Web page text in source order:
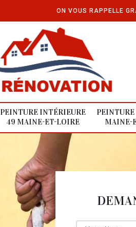
ON VOUS RAPPELLE
PEINTURE INTÉRIEURE
49 MAINE-ET-LOIRE
PEINTURE
MAINE-